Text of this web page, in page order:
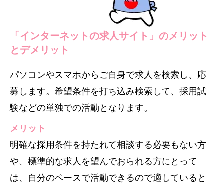
「インターネットの求人サイト」のメリット
とデメリット
パソコンやスマホからご自身で求人を検索し、応
募します。希望条件を打ち込み検索して、採用試
験などの単独での活動となります。
メリット
明確な採用条件を持たれて相談する必要もない方
や、標準的な求人を望んでおられる方にとって
は、自分のペースで活動できるので適していると